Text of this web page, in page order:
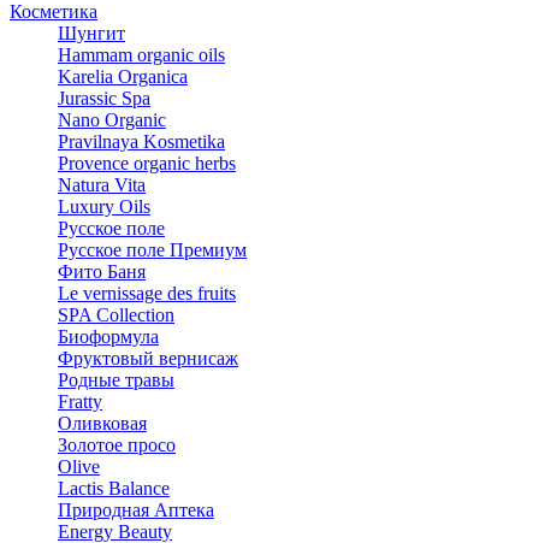
Косметика
Шунгит
Hammam organic oils
Karelia Organica
Jurassic Spa
Nano Organic
Pravilnaya Kosmetika
Provence organic herbs
Natura Vita
Luxury Oils
Русское поле
Русское поле Премиум
Фито Баня
Le vernissage des fruits
SPA Collection
Биоформула
Фруктовый вернисаж
Родные травы
Fratty
Оливковая
Золотое просо
Olive
Lactis Balance
Природная Аптека
Energy Beauty